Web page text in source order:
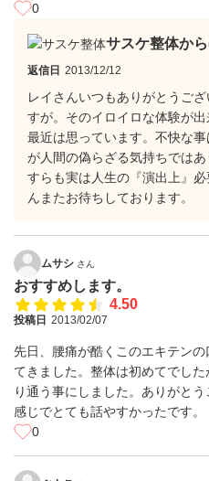
0
サスケ整体か
返信日 2013/12/12
レイさんいつもありがとうご
すが。そのイロイロな体験が
最近は思っています。不快な
が人間の偽らざる気持ちでは
すらも実は人生の『演出上』
んまたお待ちしております。
ムサシ さん
おすすめします。
4.50
投稿日 2013/02/07
先日、腰痛が酷くこのエキテン
てきました。整体は初めてでし
り通う事にしました。ありがと
感じでとても話やすかったです。
0